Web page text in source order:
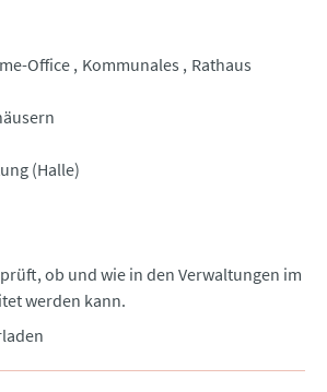
Office Kommunales
Rathaus
(Halle)
ob und wie in den Verwaltungen im
werden kann.